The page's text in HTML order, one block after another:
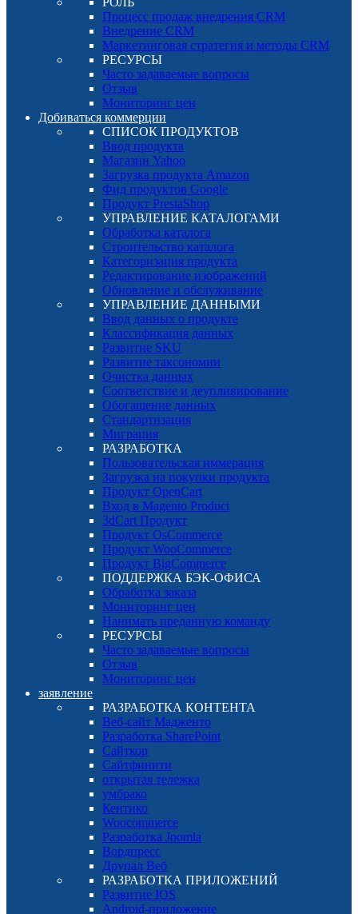
Процесс продаж внедрения CRM
Внедрение CRM
Маркетинговая стратегия и методы CRM
РЕСУРСЫ
Часто задаваемые вопросы
Отзыв
Мониторинг цен
Добиваться коммерции
СПИСОК ПРОДУКТОВ
Ввод продукта
Магазин Yahoo
Загрузка продукта Amazon
Фид продуктов Google
Продукт PrestaShop
УПРАВЛЕНИЕ КАТАЛОГАМИ
Обработка каталога
Строительство каталога
Категоризация продукта
Редактирование изображений
Обновление и обслуживание
УПРАВЛЕНИЕ ДАННЫМИ
Ввод данных о продукте
Классификация данных
Развитие SKU
Развитие таксономии
Очистка данных
Соответствие и деупливирование
Обогащение данных
Стандартизация
Миграция
РАЗРАБОТКА
Пользовательская иммерация
Загрузка на покупки продукта
Продукт OpenCart
Вход в Magento Product
3dCart Продукт
Продукт OsCommerce
Продукт WooCommerce
Продукт BigCommerce
ПОДДЕРЖКА БЭК-ОФИСА
Обработка заказа
Мониторинг цен
Нанимать преданную команду
РЕСУРСЫ
Часто задаваемые вопросы
Отзыв
Мониторинг цен
заявление
РАЗРАБОТКА КОНТЕНТА
Веб-сайт Мадженто
Разработка SharePoint
Сайткор
Сайтфинити
открытая тележка
умбрако
Кентико
Woocommerce
Разработка Joomla
Вордпресс
Друпал Веб
РАЗРАБОТКА ПРИЛОЖЕНИЙ
Развитие IOS
Android-приложение